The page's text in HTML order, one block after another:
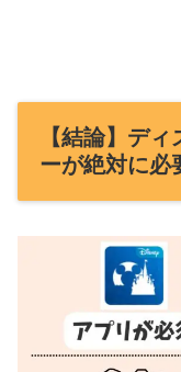
【結論】デ
ーが絶対に必